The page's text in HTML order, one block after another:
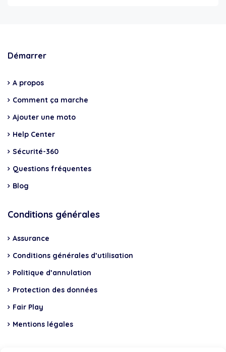
Démarrer
A propos
Comment ça marche
Ajouter une moto
Help Center
Sécurité-360
Questions fréquentes
Blog
Conditions générales
Assurance
Conditions générales d’utilisation
Politique d’annulation
Protection des données
Fair Play
Mentions légales